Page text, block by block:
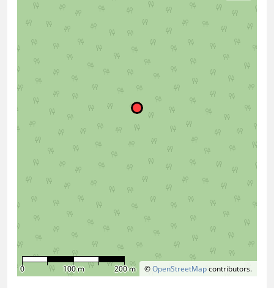
©OpenStreetMapcontributors.
0 100 m 200 m